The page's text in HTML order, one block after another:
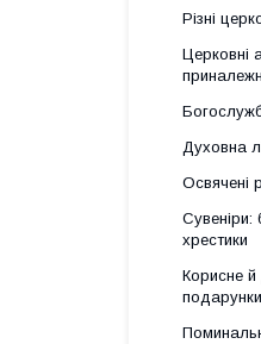
Різні
Церковні
Духовна
Освячені
Сувеніри:
хрестики
Корисне й
подарунки